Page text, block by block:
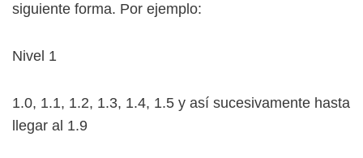
siguiente forma. Por ejemplo:
Nivel 1
1.0, 1.1, 1.2, 1.3, 1.4, 1.5 y así sucesivamente hasta
llegar al 1.9